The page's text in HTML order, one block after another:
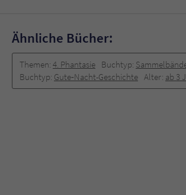
Ähnliche Bücher:
Themen: 4. Phantasie Buchtyp:
Buchtyp: Gute‐Nacht-Geschichte Alter: ab 3